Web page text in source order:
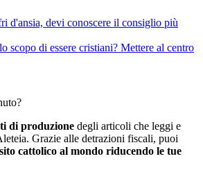
d'ansia, devi conoscere il consiglio più
scopo di essere cristiani? Mettere al centro
di produzione degli articoli che leggi e
Grazie alle detrazioni fiscali, puoi
cattolico al mondo riducendo le tue